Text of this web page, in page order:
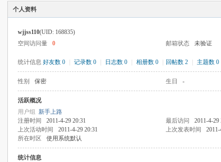
个人资料
wjjss110(UID: 168835)
空间访问量
0 邮箱状态 未验证
统计信息 好友数 0 记录数 0 日志数 0 相册数 0 回帖数 2 主题数 0
性别 保密 生日 -
活跃概况
用户组 新手上路
注册时间
2011-4-29 20:31 最后访问
2011-4-29
上次活动时间
2011-4-29 20:31 上次发表时间
所在时区
使用系统默认
统计信息